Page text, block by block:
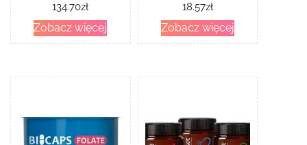
134.70zł
Zobacz więcej
18.57zł
Zobacz więcej